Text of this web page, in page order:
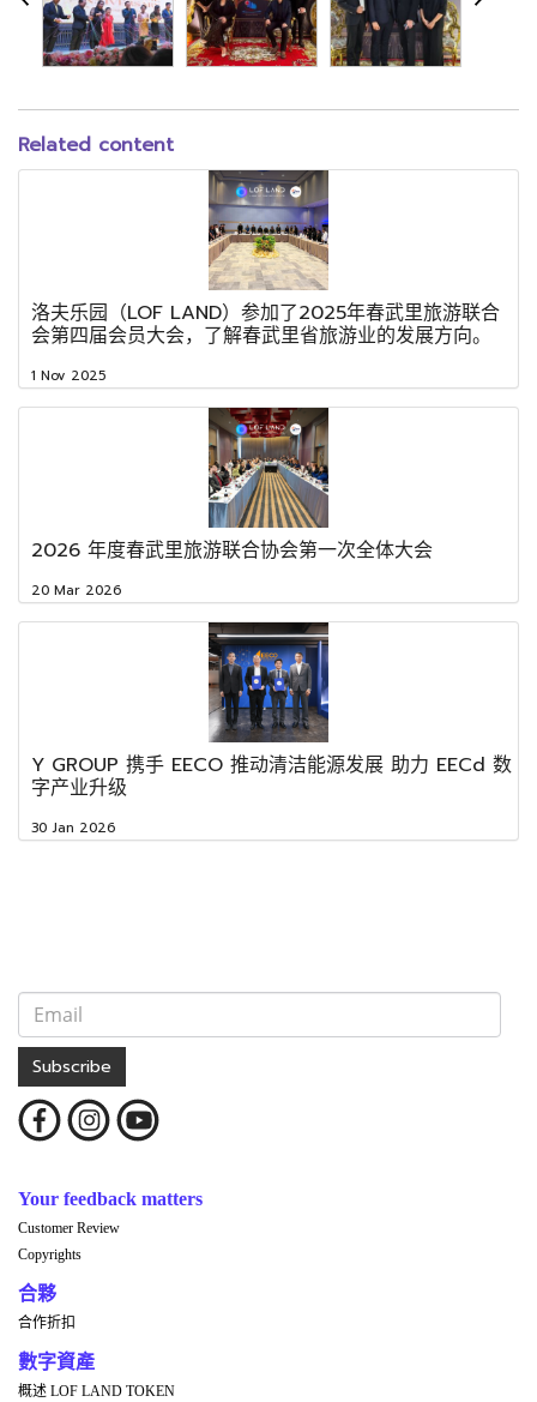
Related content
洛夫乐园（LOF LAND）参加了2025年春武里旅游联合
会第四届会员大会，了解春武里省旅游业的发展方向。
1 Nov 2025
2026 年度春武里旅游联合协会第一次全体大会
20 Mar 2026
Y GROUP 携手 EECO 推动清洁能源发展 助力 EECd 数
字产业升级
30 Jan 2026
Subscribe
Your feedback matters
Customer Review
Copyrights
合夥
合作折扣
數字資產
概述 LOF LAND TOKEN